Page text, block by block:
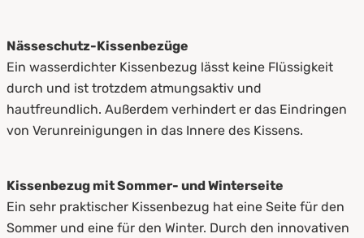
Nässeschutz-Kissenbezüge
Ein wasserdichter Kissenbezug lässt keine Flüssigkeit
durch und ist trotzdem atmungsaktiv und
hautfreundlich. Außerdem verhindert er das Eindringen
von Verunreinigungen in das Innere des Kissens.
Kissenbezug mit Sommer- und Winterseite
Ein sehr praktischer Kissenbezug hat eine Seite für den
Sommer und eine für den Winter. Durch den innovativen